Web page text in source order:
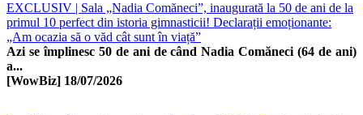
EXCLUSIV | Sala „Nadia Comăneci”, inaugurată la 50 de ani de la
primul 10 perfect din istoria gimnasticii! Declarații emoționante:
„Am ocazia să o văd cât sunt în viață”
Azi se împlinesc 50 de ani de când Nadia Comăneci (64 de ani)
a...
[WowBiz] 18/07/2026